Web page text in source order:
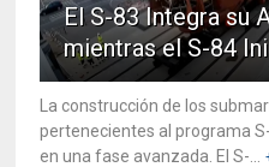
El S-83 Integra su
mientras el S-84
La construcción de los
pertenecientes al programa
en una fase avanzada. El S-...